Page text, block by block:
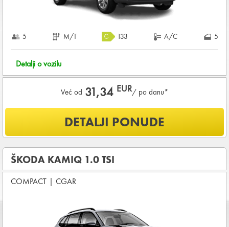
5 M/T 133 A/C 5
Detalji o vozilu
Već od 31,34 EUR/ po danu*
Šta je uključeno u ponudu?
OSNOVNI PAKET OSIGURANJA od štete (CDW) i krađe
(THW)
Koji su osnovni uslovi za najam vozila?
DEPOZIT NA KREDITNOJ KARTICI u iznosu od
720,00 EUR+ iznosa najma
DETALJI PONUDE
ŠKODA KAMIQ 1.0 TSI
COMPACT | CGAR